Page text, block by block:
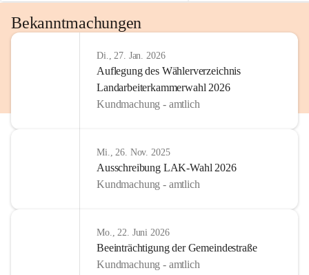
Bekanntmachungen
Di., 27. Jan. 2026
Auflegung des Wählerverzeichnis
Landarbeiterkammerwahl 2026
Kundmachung - amtlich
Mi., 26. Nov. 2025
Ausschreibung LAK-Wahl 2026
Kundmachung - amtlich
Mo., 22. Juni 2026
Beeinträchtigung der Gemeindestraße
Kundmachung - amtlich